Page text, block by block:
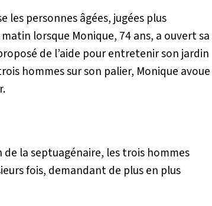
les personnes âgées, jugées plus
lorsque Monique, 74 ans, a ouvert sa
de l’aide pour entretenir son jardin
hommes sur son palier, Monique avoue
la septuagénaire, les trois hommes
fois, demandant de plus en plus